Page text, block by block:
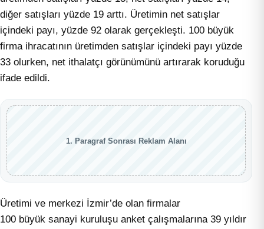
diğer satışları yüzde 19 arttı. Üretimin net satışlar
içindeki payı, yüzde 92 olarak gerçekleşti. 100 büyük
firma ihracatının üretimden satışlar içindeki payı yüzde
33 olurken, net ithalatçı görünümünü artırarak koruduğu
ifade edildi.
1. Paragraf Sonrası Reklam Alanı
Üretimi ve merkezi İzmir’de olan firmalar
100 büyük sanayi kuruluşu anket çalışmalarına 39 yıldır